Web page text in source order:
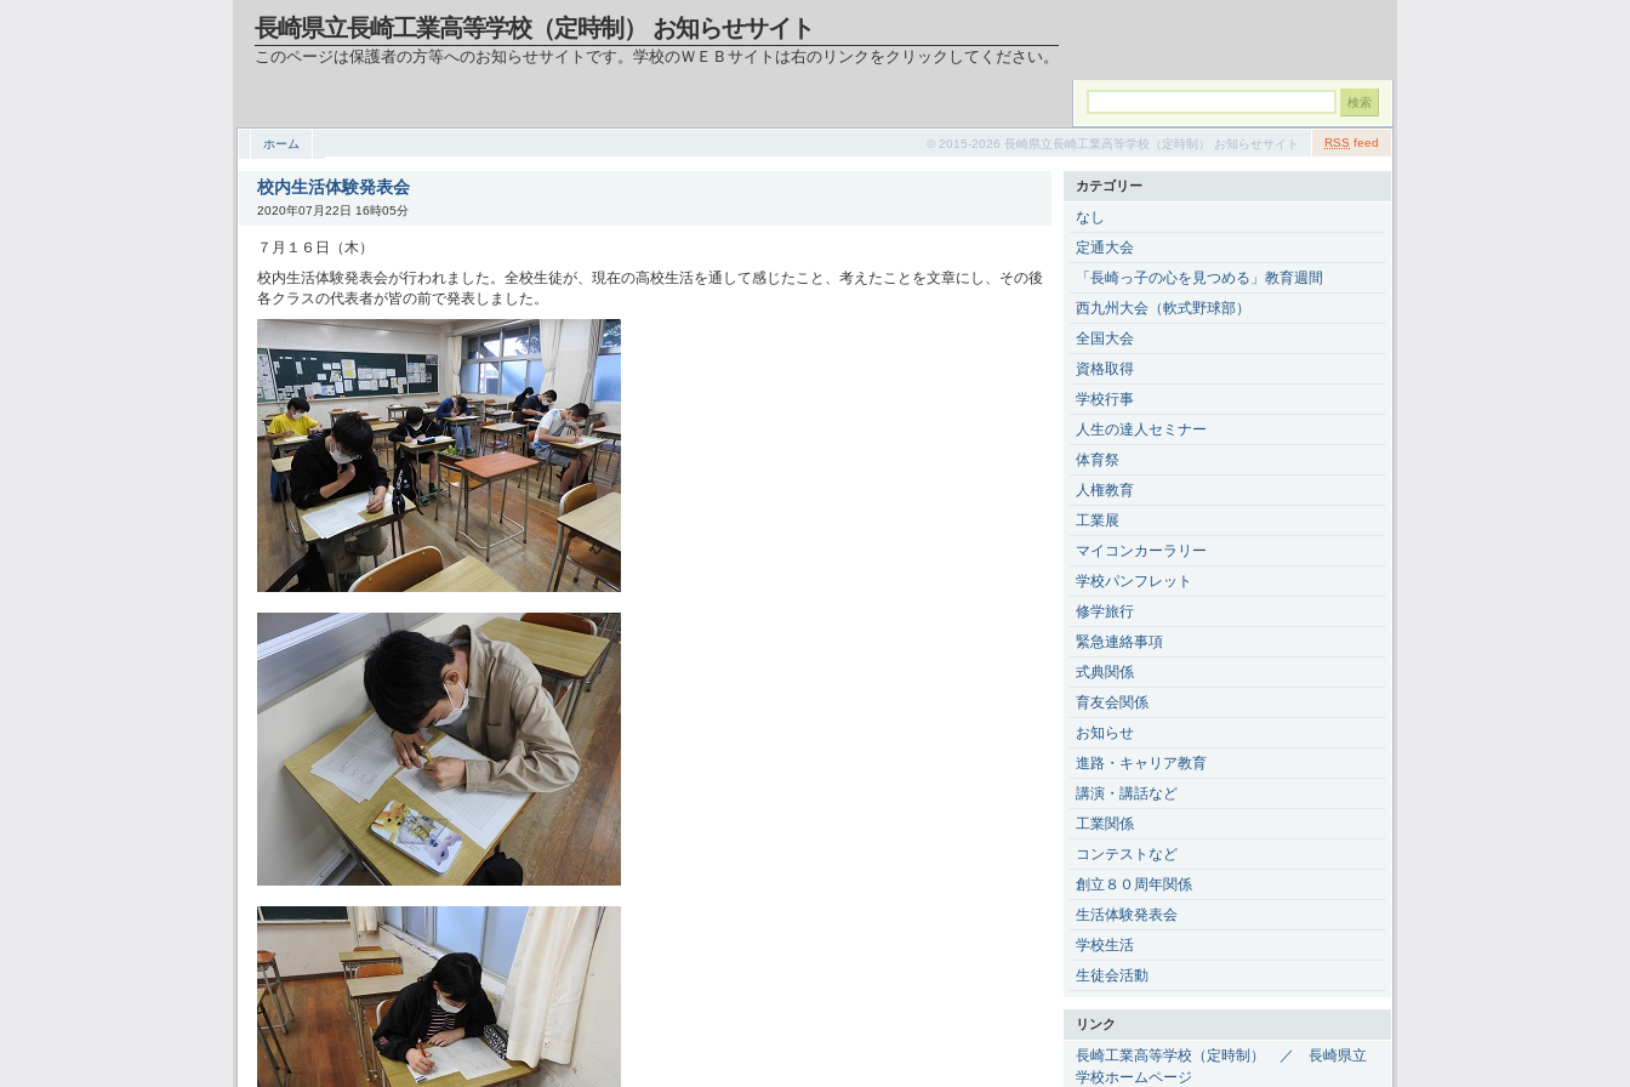
長崎県立長崎工業高等学校（定時制） お知らせサイト
このページは保護者の方等へのお知らせサイトです。学校のＷＥＢサイトは右のリンクをクリックしてください。
ホーム RSS feed
© 2015-2026 長崎県立長崎工業高等学校（定時制） お知らせサイト
校内生活体験発表会
2020年07月22日 16時05分
７月１６日（木）
校内生活体験発表会が行われました。全校生徒が、現在の高校生活を通して感じたこと、考えたことを文章にし、その後
各クラスの代表者が皆の前で発表しました。
カテゴリー
なし
定通大会
「長崎っ子の心を見つめる」教育週間
西九州大会（軟式野球部）
全国大会
資格取得
学校行事
人生の達人セミナー
体育祭
人権教育
工業展
マイコンカーラリー
学校パンフレット
修学旅行
緊急連絡事項
式典関係
育友会関係
お知らせ
進路・キャリア教育
講演・講話など
工業関係
コンテストなど
創立８０周年関係
生活体験発表会
学校生活
生徒会活動
リンク
長崎工業高等学校（定時制） ／ 長崎県立
学校ホームページ